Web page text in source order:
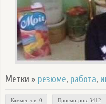
Метки » резюме, работа,
Комментов: 0 Просмотров: 3412